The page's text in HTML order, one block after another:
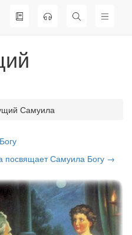
Самуила
посвящает Самуила Богу →